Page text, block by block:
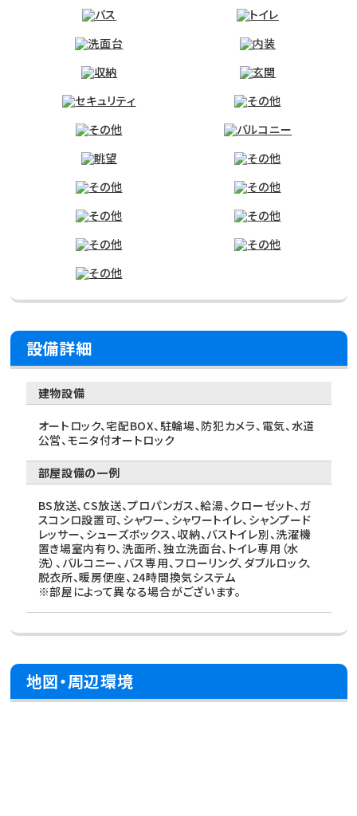
設備詳細
建物設備
オートロック、宅配BOX、駐輪場、防犯カメラ、電気、水道
公営、モニタ付オートロック
部屋設備の一例
BS放送、CS放送、プロパンガス、給湯、クローゼット、ガ
スコンロ設置可、シャワー、シャワートイレ、シャンプード
レッサー、シューズボックス、収納、バストイレ別、洗濯機
置き場室内有り、洗面所、独立洗面台、トイレ専用（水
洗）、バルコニー、バス専用、フローリング、ダブルロック、
脱衣所、暖房便座、24時間換気システム
※部屋によって異なる場合がございます。
地図・周辺環境